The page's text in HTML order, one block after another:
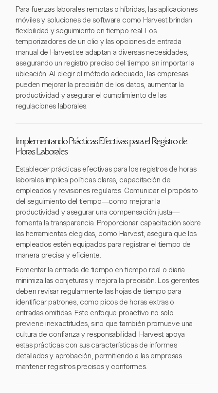
Para fuerzas laborales remotas o híbridas, las aplicaciones
móviles y soluciones de software como Harvest brindan
flexibilidad y seguimiento en tiempo real. Los
temporizadores de un clic y las opciones de entrada
manual de Harvest se adaptan a diversas necesidades,
asegurando un registro preciso del tiempo sin importar la
ubicación. Al elegir el método adecuado, las empresas
pueden mejorar la precisión de los datos, aumentar la
productividad y asegurar el cumplimiento de las
regulaciones laborales.
Implementando Prácticas Efectivas para el Registro de
Horas Laborales
Establecer prácticas efectivas para los registros de horas
laborales implica políticas claras, capacitación de
empleados y revisiones regulares. Comunicar el propósito
del seguimiento del tiempo—como mejorar la
productividad y asegurar una compensación justa—
fomenta la transparencia. Proporcionar capacitación sobre
las herramientas elegidas, como Harvest, asegura que los
empleados estén equipados para registrar el tiempo de
manera precisa y eficiente.
Fomentar la entrada de tiempo en tiempo real o diaria
minimiza las conjeturas y mejora la precisión. Los gerentes
deben revisar regularmente las hojas de tiempo para
identificar patrones, como picos de horas extras o
entradas omitidas. Este enfoque proactivo no solo
previene inexactitudes, sino que también promueve una
cultura de confianza y responsabilidad. Harvest apoya
estas prácticas con sus características de informes
detallados y aprobación, permitiendo a las empresas
mantener registros precisos y conformes.